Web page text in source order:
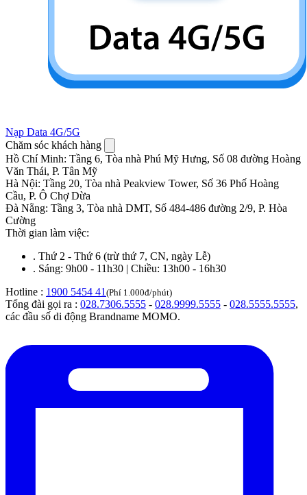
Nạp Data 4G/5G
Chăm sóc khách hàng
Hồ Chí Minh: Tầng 6, Tòa nhà Phú Mỹ Hưng, Số 08 đường Hoàng
Văn Thái, P. Tân Mỹ
Hà Nội: Tầng 20, Tòa nhà Peakview Tower, Số 36 Phố Hoàng
Cầu, P. Ô Chợ Dừa
Đà Nẵng: Tầng 3, Tòa nhà DMT, Số 484-486 đường 2/9, P. Hòa
Cường
Thời gian làm việc:
. Thứ 2 - Thứ 6 (trừ thứ 7, CN, ngày Lễ)
. Sáng: 9h00 - 11h30 | Chiều: 13h00 - 16h30
Hotline : 1900 5454 41 (Phí 1.000đ/phút)
Tổng đài gọi ra : 028.7306.5555 - 028.9999.5555 - 028.5555.5555,
các đầu số di động Brandname MOMO.